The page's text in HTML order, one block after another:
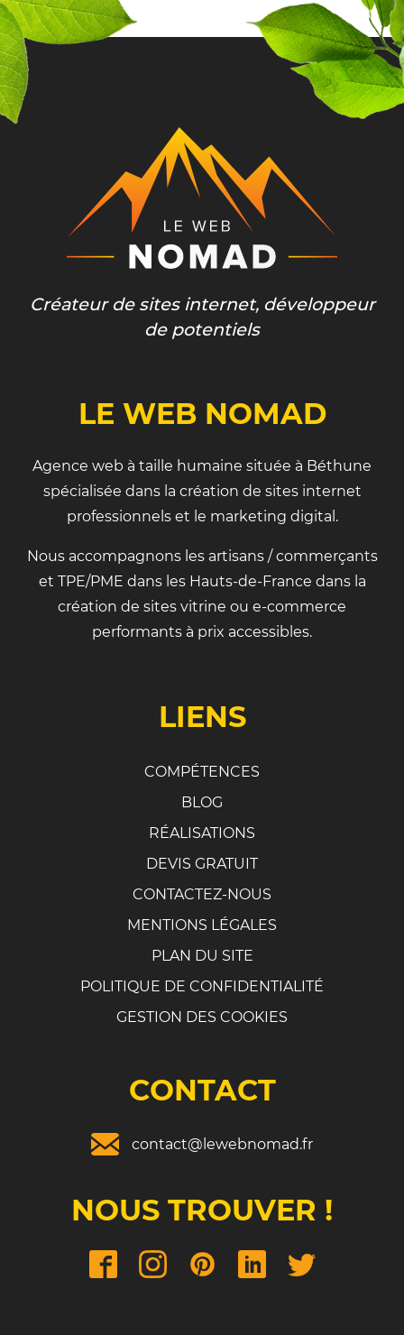
Créateur de sites internet, développeur
de potentiels
LE WEB NOMAD
Agence web à taille humaine située à Béthune
spécialisée dans la création de sites internet
professionnels et le marketing digital.
Nous accompagnons les artisans / commerçants
et TPE/PME dans les Hauts-de-France dans la
création de sites vitrine ou e-commerce
performants à prix accessibles.
LIENS
COMPÉTENCES
BLOG
RÉALISATIONS
DEVIS GRATUIT
CONTACTEZ-NOUS
MENTIONS LÉGALES
PLAN DU SITE
POLITIQUE DE CONFIDENTIALITÉ
GESTION DES COOKIES
CONTACT
contact@lewebnomad.fr
NOUS TROUVER !